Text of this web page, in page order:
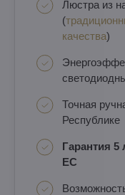
Люстра из
(
качества)
Точная
Республике
Гарантия 5
ЕС